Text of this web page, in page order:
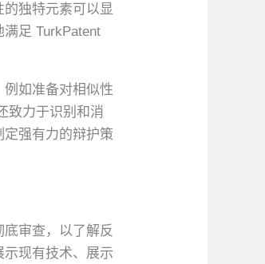
独特元素可以显
足 TurkPatent
如准备对相似性
致力于识别和消
强有力的辩护策
审查，以了解反
现有技术、展示